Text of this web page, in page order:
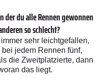
der du alle Rennen gewonnen
so schlecht?
sehr leichtgefallen,
jedem Rennen fünf,
die Zweitplatzierte, dann
das liegt.